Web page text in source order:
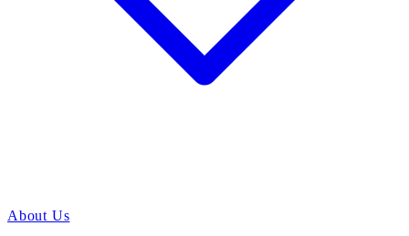
About Us